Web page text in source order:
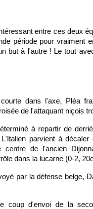
entre ces deux
période pour vraiment
but à l'autre ! Le tout
dans l'axe, Pléa
de l'attaquant niçois
à repartir de
parvient à
centre de l'ancien
dans la lucarne (0-2,
par la défense belge,
coup d'envoi de la